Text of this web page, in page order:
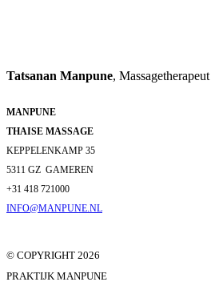
Tatsanan Manpune, Massagetherapeut
MANPUNE
THAISE MASSAGE
KEPPELENKAMP 35
5311 GZ GAMEREN
+31 418 721000
INFO@​MANPUNE.NL
© COPYRIGHT 2026
PRAKTIJK MANPUNE